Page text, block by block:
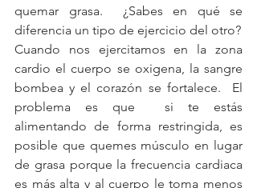
quemar grasa.  ¿Sabes en qué se
diferencia un tipo de ejercicio del otro?
Cuando nos ejercitamos en la zona
cardio el cuerpo se oxigena, la sangre
bombea y el corazón se fortalece.  El
problema es que  si te estás
alimentando de forma restringida, es
posible que quemes músculo en lugar
de grasa porque la frecuencia cardiaca
es más alta y al cuerpo le toma menos